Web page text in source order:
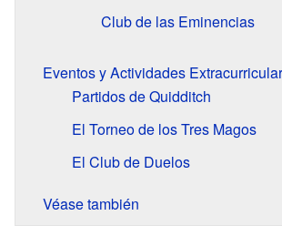
Club de las Eminencias
Eventos y Actividades
Partidos de Quidditch
El Torneo de los Tres Magos
El Club de Duelos
Véase también